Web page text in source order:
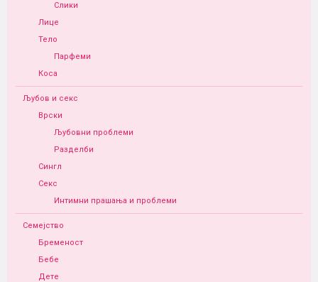
Слики
Лице
Тело
Парфеми
Коса
Љубов и секс
Врски
Љубовни проблеми
Разделби
Сингл
Секс
Интимни прашања и проблеми
Семејство
Бременост
Бебе
Дете